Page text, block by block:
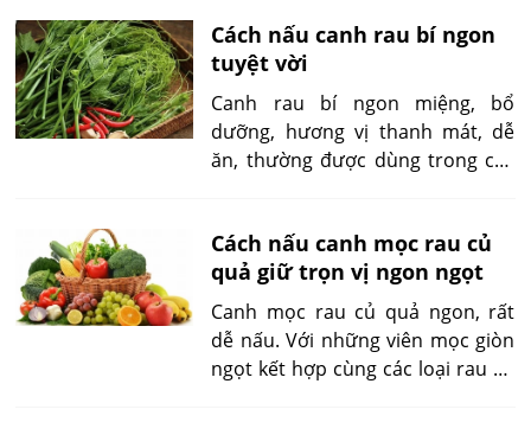
độ giòn của rau, tất cả đều mang
đến cho bạn một bữa ăn đậm đà,
giàu dinh dưỡng.
Cách nấu canh rau bí ngon
tuyệt vời
Canh rau bí ngon miệng, bổ
dưỡng, hương vị thanh mát, dễ
ăn, thường được dùng trong các
vitamin, khoáng chất cần thiết,
giúp cơ thể khỏe mạnh, tăng
cường hệ miễn dịch.
Cách nấu canh mọc rau củ
quả giữ trọn vị ngon ngọt
Canh mọc rau củ quả ngon, rất
dễ nấu. Với những viên mọc giòn
ngọt kết hợp cùng các loại rau củ